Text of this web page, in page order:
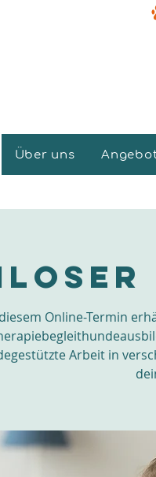
Über uns
Online-Termin
Arbeit in